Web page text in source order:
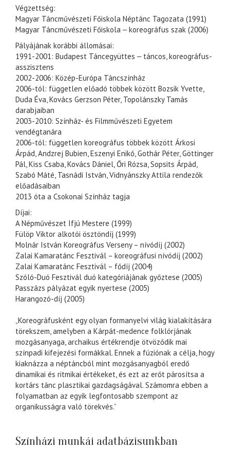
Végzettség:
Magyar Táncművészeti Főiskola Néptánc Tagozata (1991)
Magyar Táncművészeti Főiskola ‒ koreográfus szak (2006)
Pályájának korábbi állomásai:
1991-2001: Budapest Táncegyüttes ‒ táncos, koreográfus-
asszisztens
2002-2006: Közép-Európa Táncszínház
2006-tól: független előadó többek között Bozsik Yvette,
Duda Éva, Kovács Gerzson Péter, Topolánszky Tamás
darabjaiban
2003-2010: Színház- és Filmművészeti Egyetem
vendégtanára
2006-tól: független koreográfus többek között Árkosi
Árpád, Andzrej Bubien, Eszenyi Enikő, Gothár Péter, Göttinger
Pál, Kiss Csaba, Kovács Dániel, Őri Rózsa, Sopsits Árpád,
Szabó Máté, Tasnádi István, Vidnyánszky Attila rendezők
előadásaiban
2013 óta a Csokonai Színház tagja
Díjai:
A Népművészet Ifjú Mestere (1999)
Fülöp Viktor alkotói ösztöndíj (1999)
Molnár István Koreográfus Verseny – nívódíj (2002)
Zalai Kamaratánc Fesztivál – koreográfusi nívódíj (2002)
Zalai Kamaratánc Fesztivál – fődíj (2004)
Szóló-Duó Fesztivál duó kategóriájának győztese (2005)
Passzázs pályázat egyik nyertese (2005)
Harangozó-díj (2005)
„Koreográfusként egy olyan formanyelvi világ kialakítására
törekszem, amelyben a Kárpát-medence folklórjának
mozgásanyaga, archaikus értékrendje ötvöződik mai
színpadi kifejezési formákkal. Ennek a fúziónak a célja, hogy
kiaknázza a néptáncból mint mozgásanyagból eredő
dinamikai és ritmikai értékeket, és ezt az erőt párosítsa a
kortárs tánc plasztikai gazdagságával. Számomra ebben a
folyamatban az egyik legfontosabb szempont az
organikusságra való törekvés.”
Színházi munkái adatbázisunkban